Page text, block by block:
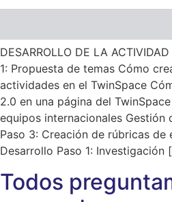
DESARROLLO DE LA
1: Propuesta de temas Cómo
actividades en el TwinSpace
2.0 en una página del
equipos internacionales Gestión
Paso 3: Creación de rúbricas de
Desarrollo Paso 1: Investigación
Todos